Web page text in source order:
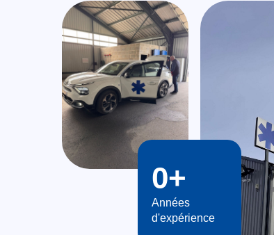
Années
d'expérience
0+